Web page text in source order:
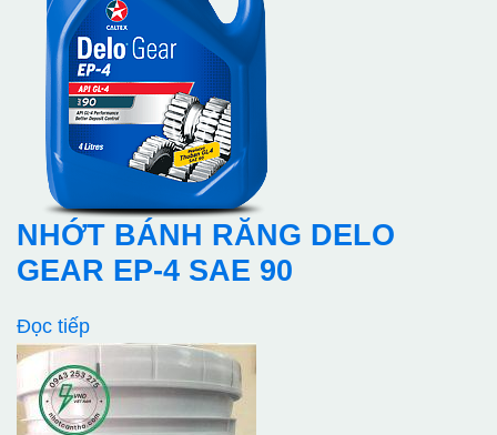
NHỚT BÁNH RĂNG DELO
GEAR EP-4 SAE 90
Đọc tiếp